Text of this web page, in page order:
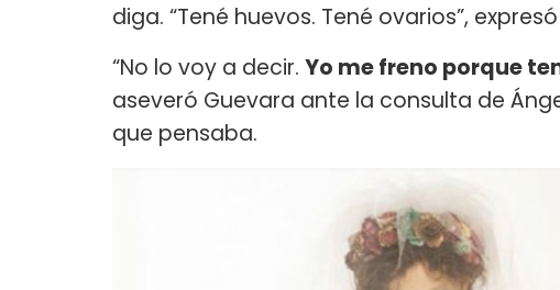
diga. “Tené huevos. Tené ovarios”,
“No lo voy a decir. Yo me freno porque
aseveró Guevara ante la consulta de
que pensaba.